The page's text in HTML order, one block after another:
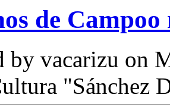
de Campoo
by vacarizu on
"Sánchez